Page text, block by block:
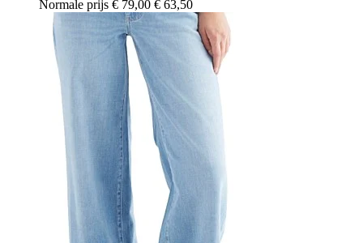
Normale prijs € 79,00 € 63,50